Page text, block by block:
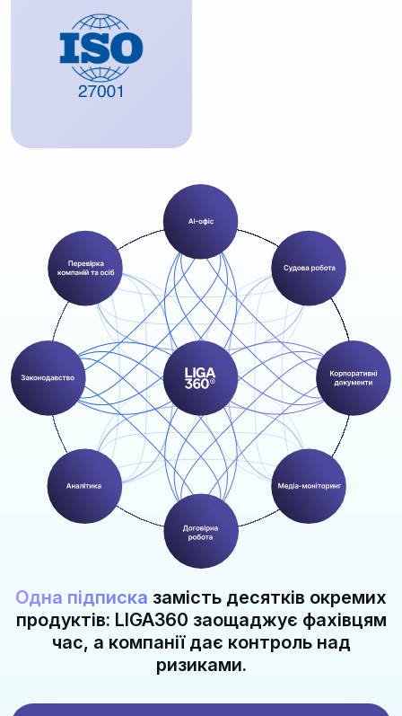
Одна підписка замість десятків окремих
продуктів: LIGA360 заощаджує фахівцям
час, а компанії дає контроль над
ризиками.